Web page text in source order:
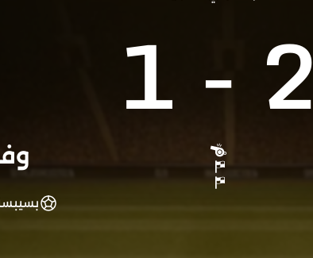
2
-
1
بسيبسة